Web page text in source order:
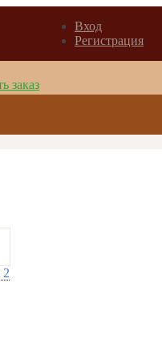
Вход
Регистрация
заказ